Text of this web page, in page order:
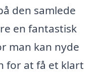
den samlede
en fantastisk
man kan nyde
for at få et klart